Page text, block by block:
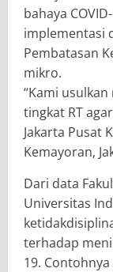
bahaya
implementasi
Pembatasan
mikro.
“Kami
tingkat RT
Jakarta Pusat
Kemayoran,
Dari data
Universitas
terhadap
19.